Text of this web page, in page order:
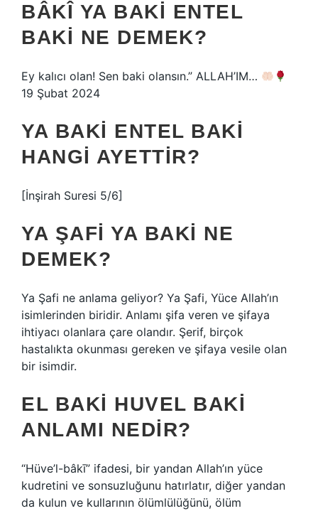
BÂKÎ YA BAKI ENTEL
BAKI NE DEMEK?
Ey kalıcı olan! Sen baki olansın.” ALLAH’IM…
19 Şubat 2024
YA BAKI ENTEL BAKI
HANGI AYETTIR?
[İnşirah Suresi 5/6]
YA ŞAFI YA BAKI NE
DEMEK?
Ya Şafi ne anlama geliyor? Ya Şafi, Yüce Allah’ın
isimlerinden biridir. Anlamı şifa veren ve şifaya
ihtiyacı olanlara çare olandır. Şerif, birçok
hastalıkta okunması gereken ve şifaya vesile olan
bir isimdir.
EL BAKI HUVEL BAKI
ANLAMI NEDIR?
“Hüve’l-bâkī” ifadesi, bir yandan Allah’ın yüce
kudretini ve sonsuzluğunu hatırlatır, diğer yandan
da kulun ve kullarının ölümlülüğünü, ölüm